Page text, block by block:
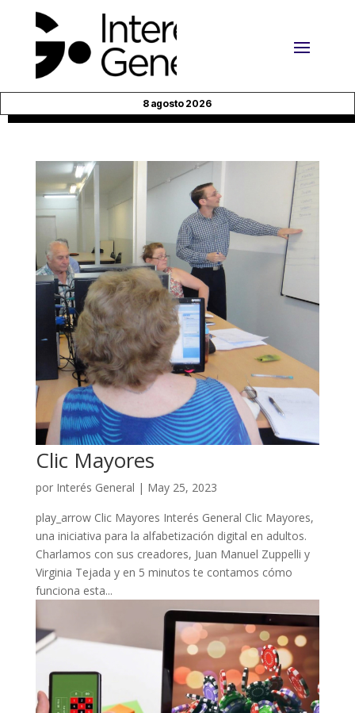
8 agosto 2026
Clic Mayores
por Interés General | May 25, 2023
play_arrow Clic Mayores Interés General Clic Mayores,
una iniciativa para la alfabetización digital en adultos.
Charlamos con sus creadores, Juan Manuel Zuppelli y
Virginia Tejada y en 5 minutos te contamos cómo
funciona esta...